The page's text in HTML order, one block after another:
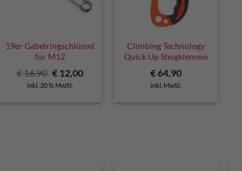
19er Gabelringschlüssel
für M12
€16,90 Ursprünglicher
Preis
war:
€12,00Aktueller
inkl. 20 % MwSt.
Climbing Technology
Quick Up Steigklemme
€64,90
inkl. MwSt.